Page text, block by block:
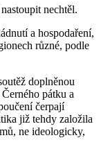
nechtěl.
a hospodaření,
různé, podle
doplněnou
pátku a
čerpají
již tehdy založila
ne ideologicky,